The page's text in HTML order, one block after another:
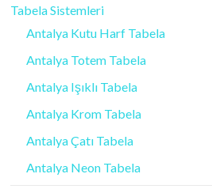
Tabela Sistemleri
Antalya Kutu Harf Tabela
Antalya Totem Tabela
Antalya Işıklı Tabela
Antalya Krom Tabela
Antalya Çatı Tabela
Antalya Neon Tabela